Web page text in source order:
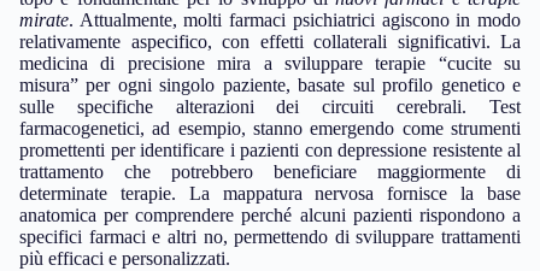
mirate. Attualmente, molti farmaci psichiatrici agiscono in modo
relativamente aspecifico, con effetti collaterali significativi. La
medicina di precisione mira a sviluppare terapie “cucite su
misura” per ogni singolo paziente, basate sul profilo genetico e
sulle specifiche alterazioni dei circuiti cerebrali. Test
farmacogenetici, ad esempio, stanno emergendo come strumenti
promettenti per identificare i pazienti con depressione resistente al
trattamento che potrebbero beneficiare maggiormente di
determinate terapie. La mappatura nervosa fornisce la base
anatomica per comprendere perché alcuni pazienti rispondono a
specifici farmaci e altri no, permettendo di sviluppare trattamenti
più efficaci e personalizzati.